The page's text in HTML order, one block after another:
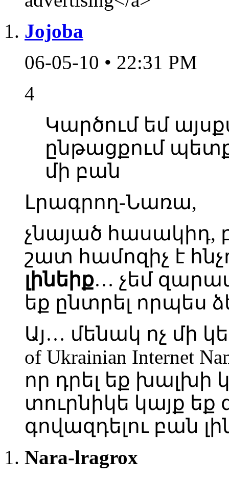
Jojoba
06-05-10 • 22:31 PM
4
Կարծում եմ
ընթացքում
մի բան
Լրագրող-Նառա,
չնայած հասակիդ,
շատ համոզիչ է
լինեիք… չեմ
եք ընտրել որպես
Այ… մենակ ոչ մի
of Ukrainian Internet
որ դրել եք խալխի
տուրնիկե կայք
գովազդելու բան
Nara-lragrox